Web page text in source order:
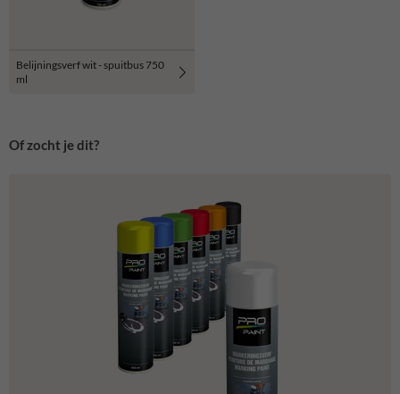
Belijningsverf wit - spuitbus 750
ml
Of zocht je dit?